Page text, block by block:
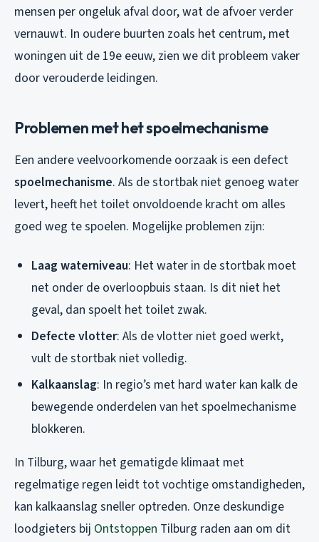
mensen per ongeluk afval door, wat de afvoer verder
vernauwt. In oudere buurten zoals het centrum, met
woningen uit de 19e eeuw, zien we dit probleem vaker
door verouderde leidingen.
Problemen met het spoelmechanisme
Een andere veelvoorkomende oorzaak is een defect
spoelmechanisme. Als de stortbak niet genoeg water
levert, heeft het toilet onvoldoende kracht om alles
goed weg te spoelen. Mogelijke problemen zijn:
Laag waterniveau: Het water in de stortbak moet
net onder de overloopbuis staan. Is dit niet het
geval, dan spoelt het toilet zwak.
Defecte vlotter: Als de vlotter niet goed werkt,
vult de stortbak niet volledig.
Kalkaanslag: In regio’s met hard water kan kalk de
bewegende onderdelen van het spoelmechanisme
blokkeren.
In Tilburg, waar het gematigde klimaat met
regelmatige regen leidt tot vochtige omstandigheden,
kan kalkaanslag sneller optreden. Onze deskundige
loodgieters bij Ontstoppen Tilburg raden aan om dit